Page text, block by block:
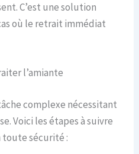
C’est une solution
où le retrait immédiat
l’amiante
complexe nécessitant
Voici les étapes à suivre
sécurité :